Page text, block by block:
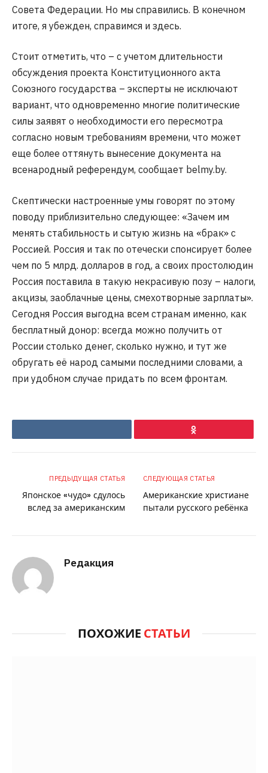
Совета Федерации. Но мы справились. В конечном
итоге, я убежден, справимся и здесь.
Стоит отметить, что – с учетом длительности
обсуждения проекта Конституционного акта
Союзного государства – эксперты не исключают
вариант, что одновременно многие политические
силы заявят о необходимости его пересмотра
согласно новым требованиям времени, что может
еще более оттянуть вынесение документа на
всенародный референдум, сообщает belmy.by.
Скептически настроенные умы говорят по этому
поводу приблизительно следующее: «Зачем им
менять стабильность и сытую жизнь на «брак» с
Россией. Россия и так по отечески спонсирует более
чем по 5 млрд. долларов в год, а своих простолюдин
Россия поставила в такую некрасивую позу – налоги,
акцизы, заоблачные цены, смехотворные зарплаты».
Сегодня Россия выгодна всем странам именно, как
бесплатный донор: всегда можно получить от
России столько денег, сколько нужно, и тут же
обругать её народ самыми последними словами, а
при удобном случае придать по всем фронтам.
Ok
ПРЕДЫДУЩАЯ СТАТЬЯ
Японское «чудо» сдулось
вслед за американским
СЛЕДУЮЩАЯ СТАТЬЯ
Американские христиане
пытали русского ребёнка
Редакция
ПОХОЖИЕ СТАТЬИ